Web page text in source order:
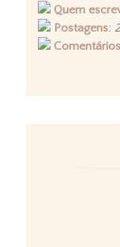
Quem
Postagens: